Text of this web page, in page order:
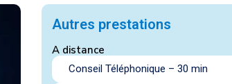
Autres prestations
A distance
Conseil Téléphonique – 30 min